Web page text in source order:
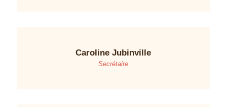
Caroline Jubinville
Secrétaire